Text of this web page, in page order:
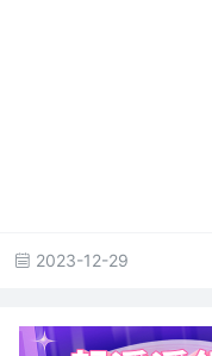
2023-12-29